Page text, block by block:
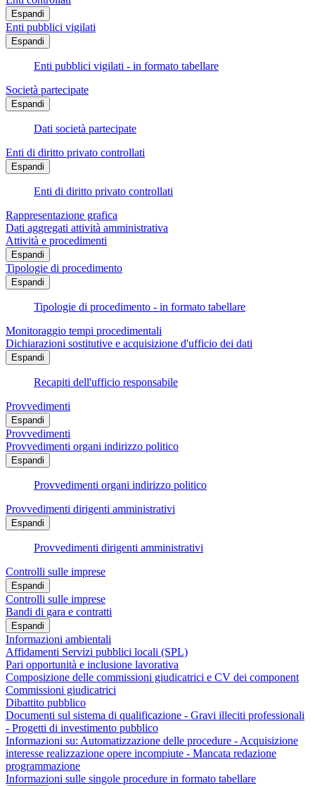
Espandi
Enti pubblici vigilati
Espandi
Enti pubblici vigilati - in formato tabellare
Società partecipate
Espandi
Dati società partecipate
Enti di diritto privato controllati
Espandi
Enti di diritto privato controllati
Rappresentazione grafica
Dati aggregati attività amministrativa
Attività e procedimenti
Espandi
Tipologie di procedimento
Espandi
Tipologie di procedimento - in formato tabellare
Monitoraggio tempi procedimentali
Dichiarazioni sostitutive e acquisizione d'ufficio dei dati
Espandi
Recapiti dell'ufficio responsabile
Provvedimenti
Espandi
Provvedimenti
Provvedimenti organi indirizzo politico
Espandi
Provvedimenti organi indirizzo politico
Provvedimenti dirigenti amministrativi
Espandi
Provvedimenti dirigenti amministrativi
Controlli sulle imprese
Espandi
Controlli sulle imprese
Bandi di gara e contratti
Espandi
Informazioni ambientali
Affidamenti Servizi pubblici locali (SPL)
Pari opportunità e inclusione lavorativa
Composizione delle commissioni giudicatrici e CV dei component
Commissioni giudicatrici
Dibattito pubblico
Documenti sul sistema di qualificazione - Gravi illeciti professionali
- Progetti di investimento pubblico
Informazioni su: Automatizzazione delle procedure - Acquisizione
interesse realizzazione opere incompiute - Mancata redazione
programmazione
Informazioni sulle singole procedure in formato tabellare